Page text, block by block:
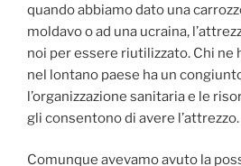
quando abbiamo dato una
moldavo o ad una ucraina,
noi per essere riutilizzato. Chi ne
nel lontano paese ha un
l’organizzazione sanitaria e le
gli consentono di avere l’attrezzo.
Comunque avevamo avuto la